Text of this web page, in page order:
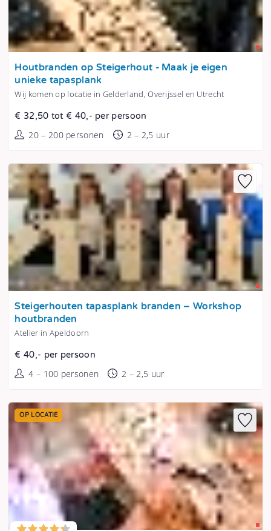
Tonen
Houtbranden op Steigerhout - Maak je eigen
unieke tapasplank
Wij komen op locatie in Gelderland, Overijssel en Utrecht
€ 32,50 tot € 40,- per persoon
20 – 200 personen 2 – 2,5 uur
Tonen
Steigerhouten tapasplank branden – Workshop
houtbranden
Atelier in Apeldoorn
€ 40,- per persoon
4 – 100 personen 2 – 2,5 uur
OP LOCATIE